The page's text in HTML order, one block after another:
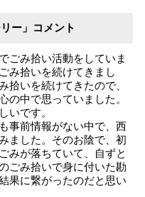
ー」コメント
ごみ拾い活動をしていま
み拾いを続けてきまし
拾いを続けてきたので、
の中で思っていました。
いです。
事前情報がない中で、西
ました。そのお陰で、初
みが落ちていて、自ずと
ごみ拾いで身に付いた勘
果に繋がったのだと思い